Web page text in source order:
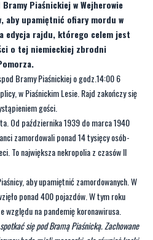
o tej niemieckiej zbrodni
Bramy Piaśnickiej o godz.14:00 6
w Piaśnickim Lesie. Rajd zakończy się
gości.
Od października 1939 do marca 1940
zamordowali ponad 14 tysięcy osób-
To największa nekropolia z czasów II
aby upamiętnić zamordowanych. W
ponad 400 pojazdów. W tym roku
na pandemię koronawirusa.
się pod Bramą Piaśnicką. Zachowane
będą mieli maseczki, ale również kaski.
odległości od siebie. Będziemy tego
Marcin Drewa